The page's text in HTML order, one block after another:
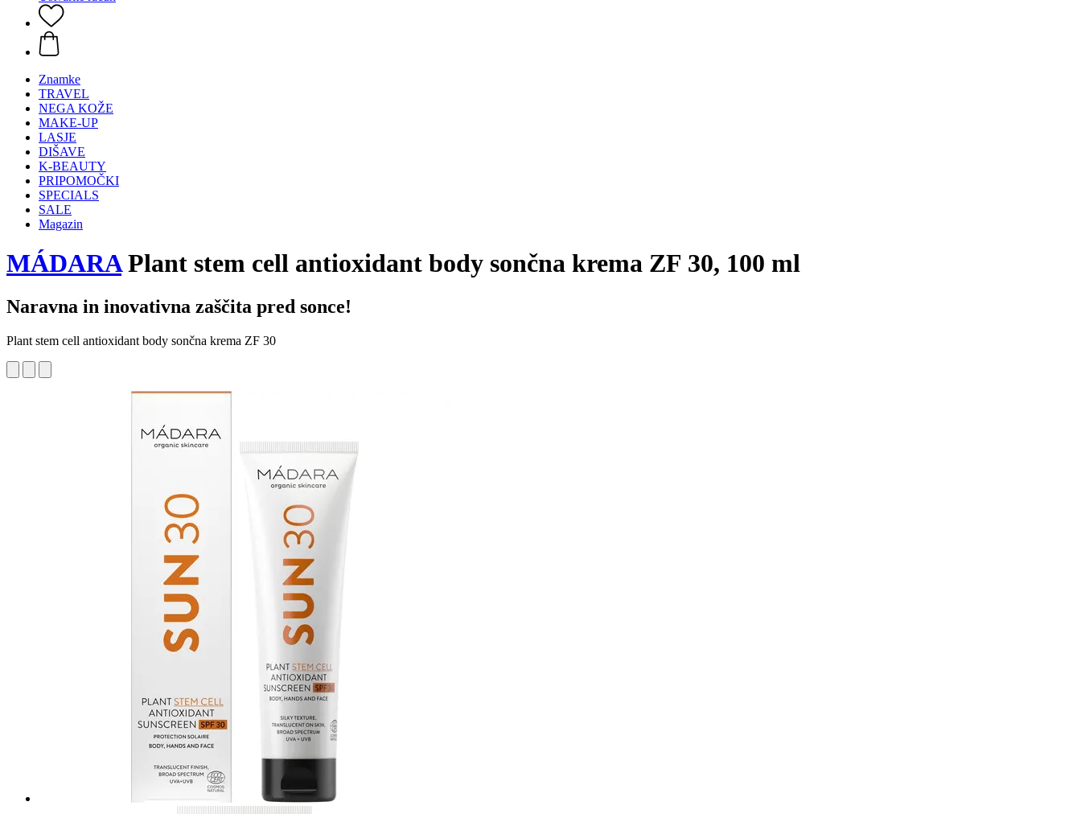
Znamke
TRAVEL
NEGA KOŽE
MAKE-UP
LASJE
DIŠAVE
K-BEAUTY
PRIPOMOČKI
SPECIALS
SALE
Magazin
MÁDARAPlant stem cell antioxidant body sončna krema ZF 30, 100 ml
Naravna in inovativna zaščita pred sonce!
Plant stem cell antioxidant body sončna krema ZF 30